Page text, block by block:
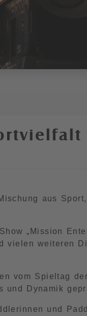
aus
„Mission
vielen weiteren
vom Spieltag
und Dynamik
und